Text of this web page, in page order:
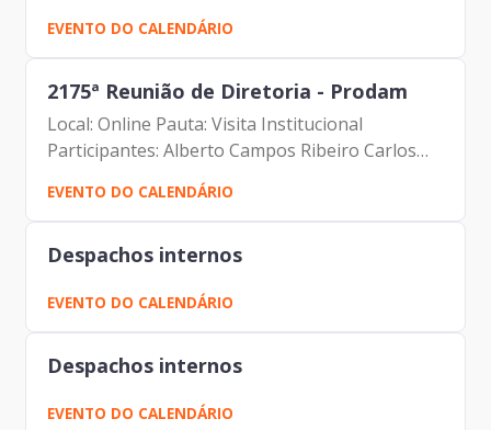
(Prodam) Edson Aparecido dos Santos (SGM)
EVENTO DO CALENDÁRIO
2175ª Reunião de Diretoria - Prodam
Local: Online Pauta: Visita Institucional
Participantes: Alberto Campos Ribeiro Carlos
Roberto Ruas Junior Carolina Magnani
Hiromoto Elias Fares Hadi Johann Nogueira
Dantas Julio Cesar Gonçalves...
EVENTO DO CALENDÁRIO
Despachos internos
EVENTO DO CALENDÁRIO
Despachos internos
EVENTO DO CALENDÁRIO